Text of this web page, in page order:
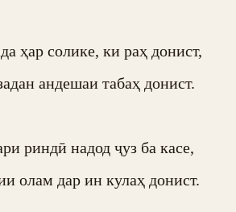
ҳар солике, ки раҳ донист,
андешаи табаҳ донист.
риндӣ надод ҷуз ба касе,
олам дар ин кулаҳ донист.